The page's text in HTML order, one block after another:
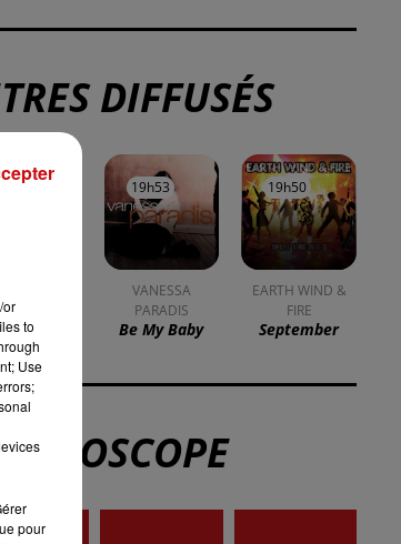
DIFFUSÉS
19h57
19h57
Control
19h53
19h53
VANESSA
PARADIS
Be My Baby
19h50
19h50
EARTH WIND &
FIRE
September
or
to
Use
pour